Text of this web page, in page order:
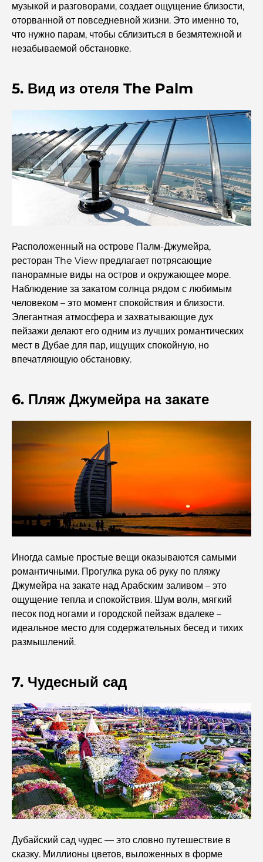
Лучшие поля для гольфа чемпионского уровня в
Дубае
Лучшие стейк-рестораны Дубая: путеводитель для
любителей мяса.
Лучшие банки Дубая для экспатов: полное руководство
по банковским услугам
Самая дорогая страна в мире: глобальный рейтинг
стоимости жизни
Путеводитель по фитнес-центрам Damac Hills:
окрестностях.
Лучшие торговые центры Дубая для шопинга и
развлечений.
Чем заняться в DIFC: исследуйте самый динамичный
район Дубая.
Кредитные карты в ОАЭ: полное руководство по
Больница в DIFC: Медицинское обслуживание
Фитнес-центры в DIFC: где фитнес сочетается с
деловым образом жизни.
Самый редкий автомобиль в мире: автомобильные
легенды, неподвластные цене.
Торговые платформы в ОАЭ: руководство для
Семейный пляжный клуб Дубай: где веселье
сочетается с отдыхом.
Лучшие школы с программой IB в Дубае: полное
руководство для родителей
кухня встречается с культурой.
Самые дорогие бренды костюмов, определяющие
понятие роскошного пошива.
Рестораны на пляже J1: новое роскошное место для
ужина в Дубае.
музыкой и разговорами, создает ощущение близости,
оторванной от повседневной жизни. Это именно то,
что нужно парам, чтобы сблизиться в безмятежной и
незабываемой обстановке.
5. Вид из отеля The Palm
Расположенный на острове Палм-Джумейра,
ресторан The View предлагает потрясающие
панорамные виды на остров и окружающее море.
Наблюдение за закатом солнца рядом с любимым
человеком – это момент спокойствия и близости.
Элегантная атмосфера и захватывающие дух
пейзажи делают его одним из лучших романтических
мест в Дубае для пар, ищущих спокойную, но
впечатляющую обстановку.
6. Пляж Джумейра на закате
Иногда самые простые вещи оказываются самыми
романтичными. Прогулка рука об руку по пляжу
Джумейра на закате над Арабским заливом – это
ощущение тепла и спокойствия. Шум волн, мягкий
песок под ногами и городской пейзаж вдалеке –
идеальное место для содержательных бесед и тихих
размышлений.
7. Чудесный сад
Дубайский сад чудес — это словно путешествие в
сказку. Миллионы цветов, выложенных в форме